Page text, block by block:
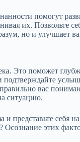
помогут
их. Позвольте
но и улучшает
Это поможет
подтверждайте
вас
ситуацию.
и представьте себя
Осознание этих